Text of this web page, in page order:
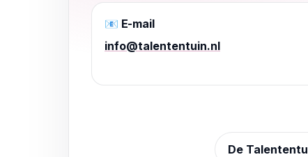
📧 E-mail
info@talententuin.nl
De